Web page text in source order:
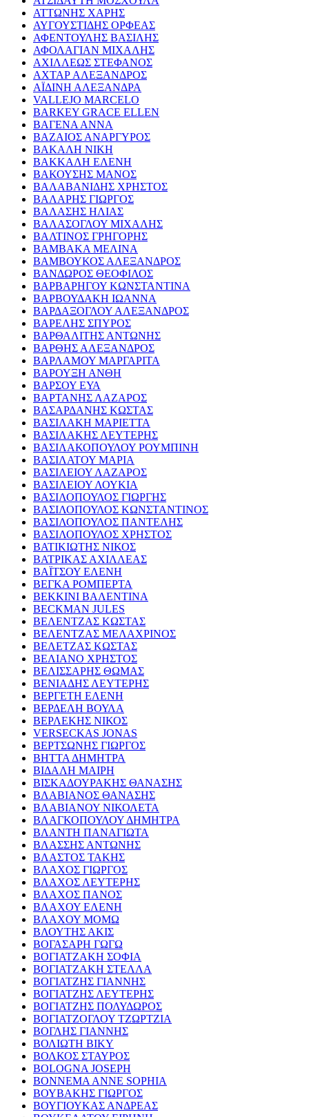
ΑΤΤΩΝΗΣ ΧΑΡΗΣ
ΑΥΓΟΥΣΤΙΔΗΣ ΟΡΦΕΑΣ
ΑΦΕΝΤΟΥΛΗΣ ΒΑΣΙΛΗΣ
ΑΦΟΛΑΓΙΑΝ ΜΙΧΑΛΗΣ
ΑΧΙΛΛΕΩΣ ΣΤΕΦΑΝΟΣ
ΑΧΤΑΡ ΑΛΕΞΑΝΔΡΟΣ
ΑΪΔΙΝΗ ΑΛΕΞΑΝΔΡΑ
VALLEJO MARCELO
BARKEY GRACE ELLEN
ΒΑΓΕΝΑ ΑΝΝΑ
ΒΑΖΑΙΟΣ ΑΝΑΡΓΥΡΟΣ
ΒΑΚΑΛΗ ΝΙΚΗ
ΒΑΚΚΑΛΗ ΕΛΕΝΗ
ΒΑΚΟΥΣΗΣ ΜΑΝΟΣ
ΒΑΛΑΒΑΝΙΔΗΣ ΧΡΗΣΤΟΣ
ΒΑΛΑΡΗΣ ΓΙΩΡΓΟΣ
ΒΑΛΑΣΗΣ ΗΛΙΑΣ
ΒΑΛΑΣΟΓΛΟΥ ΜΙΧΑΛΗΣ
ΒΑΛΤΙΝΟΣ ΓΡΗΓΟΡΗΣ
ΒΑΜΒΑΚΑ ΜΕΛΙΝΑ
ΒΑΜΒΟΥΚΟΣ ΑΛΕΞΑΝΔΡΟΣ
ΒΑΝΔΩΡΟΣ ΘΕΟΦΙΛΟΣ
ΒΑΡΒΑΡΗΓΟΥ ΚΩΝΣΤΑΝΤΙΝΑ
ΒΑΡΒΟΥΔΑΚΗ ΙΩΑΝΝΑ
ΒΑΡΔΑΞΟΓΛΟΥ ΑΛΕΞΑΝΔΡΟΣ
ΒΑΡΕΛΗΣ ΣΠΥΡΟΣ
ΒΑΡΘΑΛΙΤΗΣ ΑΝΤΩΝΗΣ
ΒΑΡΘΗΣ ΑΛΕΞΑΝΔΡΟΣ
ΒΑΡΛΑΜΟΥ ΜΑΡΓΑΡΙΤΑ
ΒΑΡΟΥΞΗ ΑΝΘΗ
ΒΑΡΣΟΥ ΕΥΑ
ΒΑΡΤΑΝΗΣ ΛΑΖΑΡΟΣ
ΒΑΣΑΡΔΑΝΗΣ ΚΩΣΤΑΣ
ΒΑΣΙΛΑΚΗ ΜΑΡΙΕΤΤΑ
ΒΑΣΙΛΑΚΗΣ ΛΕΥΤΕΡΗΣ
ΒΑΣΙΛΑΚΟΠΟΥΛΟΥ ΡΟΥΜΠΙΝΗ
ΒΑΣΙΛΑΤΟΥ ΜΑΡΙΑ
ΒΑΣΙΛΕΙΟΥ ΛΑΖΑΡΟΣ
ΒΑΣΙΛΕΙΟΥ ΛΟΥΚΙΑ
ΒΑΣΙΛΟΠΟΥΛΟΣ ΓΙΩΡΓΗΣ
ΒΑΣΙΛΟΠΟΥΛΟΣ ΚΩΝΣΤΑΝΤΙΝΟΣ
ΒΑΣΙΛΟΠΟΥΛΟΣ ΠΑΝΤΕΛΗΣ
ΒΑΣΙΛΟΠΟΥΛΟΣ ΧΡΗΣΤΟΣ
ΒΑΤΙΚΙΩΤΗΣ ΝΙΚΟΣ
ΒΑΤΡΙΚΑΣ ΑΧΙΛΛΕΑΣ
ΒΑΪΤΣΟΥ ΕΛΕΝΗ
ΒΕΓΚΑ ΡΟΜΠΕΡΤΑ
ΒΕΚΚΙΝΙ ΒΑΛΕΝΤΙΝΑ
BECKMAN JULES
ΒΕΛΕΝΤΖΑΣ ΚΩΣΤΑΣ
ΒΕΛΕΝΤΖΑΣ ΜΕΛΑΧΡΙΝΟΣ
ΒΕΛΕΤΖΑΣ ΚΩΣΤΑΣ
ΒΕΛΙΑΝΟ ΧΡΗΣΤΟΣ
ΒΕΛΙΣΣΑΡΗΣ ΘΩΜΑΣ
ΒΕΝΙΑΔΗΣ ΛΕΥΤΕΡΗΣ
ΒΕΡΓΕΤΗ ΕΛΕΝΗ
ΒΕΡΔΕΛΗ ΒΟΥΛΑ
ΒΕΡΛΕΚΗΣ ΝΙΚΟΣ
VERSECKAS JONAS
ΒΕΡΤΣΩΝΗΣ ΓΙΩΡΓΟΣ
ΒΗΤΤΑ ΔΗΜΗΤΡΑ
ΒΙΔΑΛΗ ΜΑΙΡΗ
ΒΙΣΚΑΔΟΥΡΑΚΗΣ ΘΑΝΑΣΗΣ
ΒΛΑΒΙΑΝΟΣ ΘΑΝΑΣΗΣ
ΒΛΑΒΙΑΝΟΥ ΝΙΚΟΛΕΤΑ
ΒΛΑΓΚΟΠΟΥΛΟΥ ΔΗΜΗΤΡΑ
ΒΛΑΝΤΗ ΠΑΝΑΓΙΩΤΑ
ΒΛΑΣΣΗΣ ΑΝΤΩΝΗΣ
ΒΛΑΣΤΟΣ ΤΑΚΗΣ
ΒΛΑΧΟΣ ΓΙΩΡΓΟΣ
ΒΛΑΧΟΣ ΛΕΥΤΕΡΗΣ
ΒΛΑΧΟΣ ΠΑΝΟΣ
ΒΛΑΧΟΥ ΕΛΕΝΗ
ΒΛΑΧΟΥ ΜΟΜΩ
ΒΛΟΥΤΗΣ ΑΚΙΣ
ΒΟΓΑΣΑΡΗ ΓΩΓΩ
ΒΟΓΙΑΤΖΑΚΗ ΣΟΦΙΑ
ΒΟΓΙΑΤΖΑΚΗ ΣΤΕΛΛΑ
ΒΟΓΙΑΤΖΗΣ ΓΙΑΝΝΗΣ
ΒΟΓΙΑΤΖΗΣ ΛΕΥΤΕΡΗΣ
ΒΟΓΙΑΤΖΗΣ ΠΟΛΥΔΩΡΟΣ
ΒΟΓΙΑΤΖΟΓΛΟΥ ΤΖΩΡΤΖΙΑ
ΒΟΓΛΗΣ ΓΙΑΝΝΗΣ
ΒΟΛΙΩΤΗ ΒΙΚΥ
ΒΟΛΚΟΣ ΣΤΑΥΡΟΣ
BOLOGNA JOSEPH
BONNEMA ANNE SOPHIA
ΒΟΥΒΑΚΗΣ ΓΙΩΡΓΟΣ
ΒΟΥΓΙΟΥΚΑΣ ΑΝΔΡΕΑΣ